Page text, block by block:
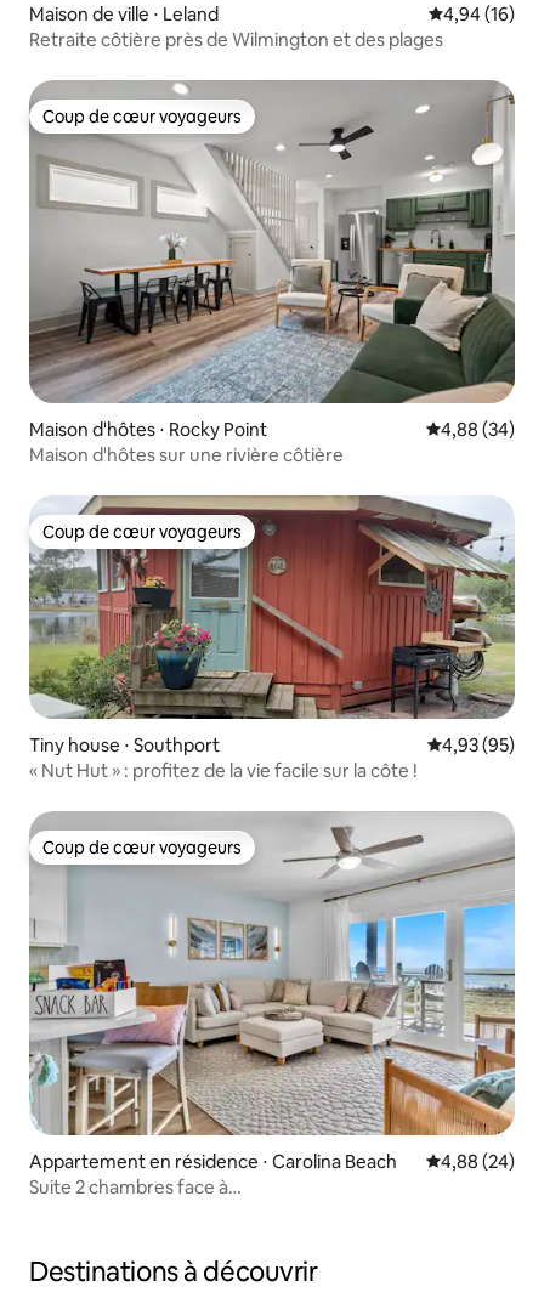
Maison de ville ⋅ Leland Évaluation
4,94 (16)
Retraite côtière près de Wilmington et des plages
Coup de cœur voyageurs
Coup de cœur voyageurs
Maison d'hôtes ⋅ Rocky Point Évaluation
4,88 (34)
Maison d'hôtes sur une rivière côtière
Coup de cœur voyageurs
Coup de cœur voyageurs
Tiny house ⋅ Southport Évaluation
4,93 (95)
« Nut Hut » : profitez de la vie facile sur la côte !
Coup de cœur voyageurs
Coup de cœur voyageurs
Appartement en résidence ⋅ Carolina Beach Évaluation
4,88 (24)
Suite 2 chambres face à
Destinations à découvrir